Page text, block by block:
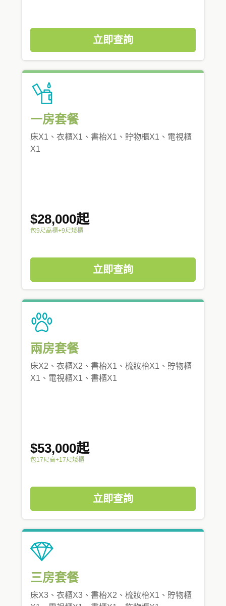
立即查詢
一房套餐
床X1、衣櫃X1、書枱X1、貯物櫃X1、電視櫃
X1
$28,000起
包9尺高櫃+9尺矮櫃
立即查詢
兩房套餐
床X2、衣櫃X2、書枱X1、梳妝枱X1、貯物櫃
X1、電視櫃X1、書櫃X1
$53,000起
包17尺高+17尺矮櫃
立即查詢
三房套餐
床X3、衣櫃X3、書枱X2、梳妝枱X1、貯物櫃